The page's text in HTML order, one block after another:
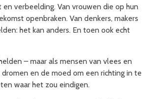
verbeelding. Van vrouwen die op hun
openbraken. Van denkers, makers
het kan anders. En toen ook echt
– maar als mensen van vlees en
en de moed om een richting in te
waar het zou eindigen.